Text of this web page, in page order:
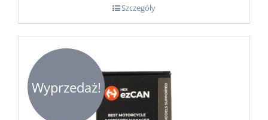
1,299.00zł.1,099.00zł.
Szczegóły
Wyprzedaż!